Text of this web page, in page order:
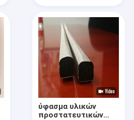
ύφασμα υλικών
προστατευτικών